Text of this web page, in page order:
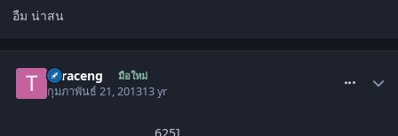
อืม น่าสน
Toraceng มือใหม่
กุมภาพันธ์ 21, 201313 yr